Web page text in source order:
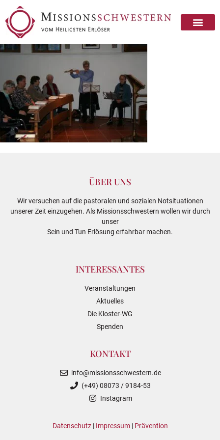
ÜBER UNS
Wir versuchen auf die pastoralen und sozialen Notsituationen
unserer Zeit einzugehen. Als Missionsschwestern wollen wir durch
unser
Sein und Tun Erlösung erfahrbar machen.
INTERESSANTES
Veranstaltungen
Aktuelles
Die Kloster-WG
Spenden
KONTAKT
info@missionsschwestern.de
(+49) 08073 / 9184-53
Instagram
Datenschutz| Impressum| Prävention